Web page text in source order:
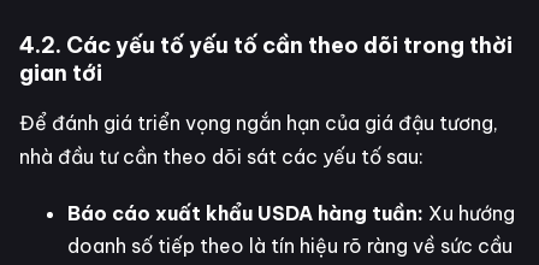
4.2. Các yếu tố yếu tố cần theo dõi trong thời
gian tới
Để đánh giá triển vọng ngắn hạn của giá đậu tương,
nhà đầu tư cần theo dõi sát các yếu tố sau:
Báo cáo xuất khẩu USDA hàng tuần: Xu hướng
doanh số tiếp theo là tín hiệu rõ ràng về sức cầu